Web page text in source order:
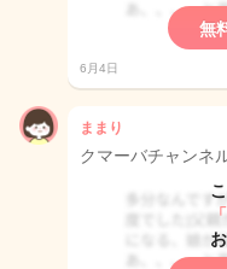
無
6月4日
ままり
クマーバチャンネ